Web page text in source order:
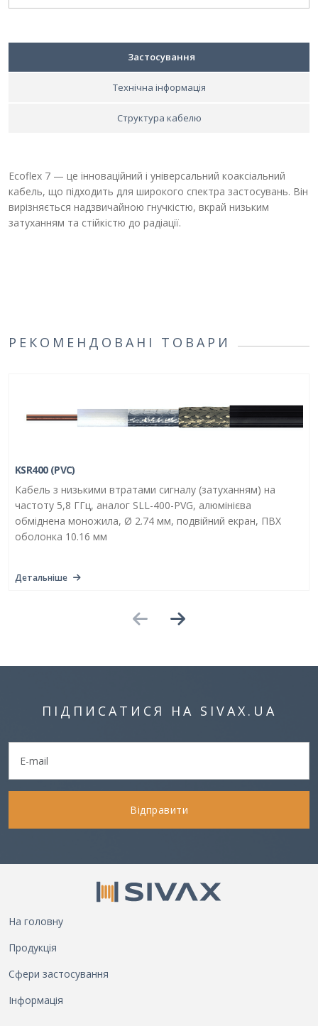
Застосування
Технічна інформація
Структура кабелю
Ecoflex 7 — це інноваційний і універсальний коаксіальний
кабель, що підходить для широкого спектра застосувань. Він
вирізняється надзвичайною гнучкістю, вкрай низьким
затуханням та стійкістю до радіації.
РЕКОМЕНДОВАНІ ТОВАРИ
KSR400 (PVC)
Кабель з низькими втратами сигналу (затуханням) на
частоту 5,8 ГГц, аналог SLL-400-PVG, алюмінієва
обміднена моножила, Ø 2.74 мм, подвійний екран, ПВХ
оболонка 10.16 мм
Детальніше
ПІДПИСАТИСЯ НА SIVAX.UA
Відправити
На головну
Продукція
Сфери застосування
Інформація